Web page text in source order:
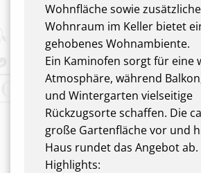
Wohnfläche sowie
Wohnraum im Keller bietet
gehobenes Wohnambiente.
Ein Kaminofen sorgt für eine
Atmosphäre, während
und Wintergarten vielseitige
Rückzugsorte schaffen. Die
große Gartenfläche vor und
Haus rundet das Angebot ab.
Highlights: